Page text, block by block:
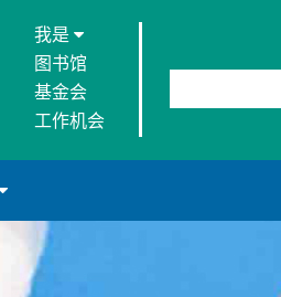
我是
图书馆
基金会
工作机会